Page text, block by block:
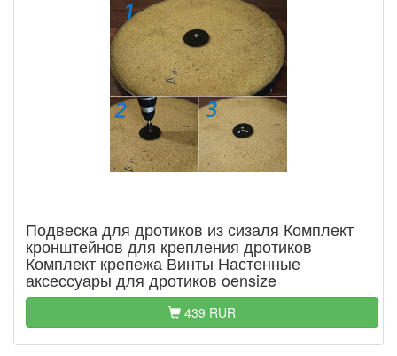
Подвеска для дротиков из сизаля Комплект
кронштейнов для крепления дротиков
Комплект крепежа Винты Настенные
аксессуары для дротиков oensize
439 RUR